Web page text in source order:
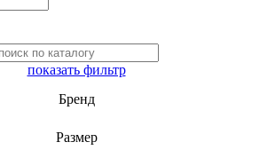
показать фильтр
Бренд
Размер